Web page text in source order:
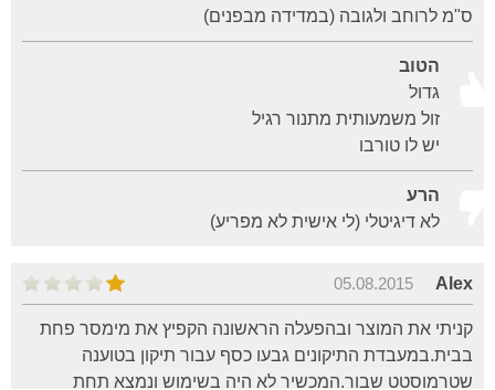
ס"מ לרוחב ולגובה (במדידה מבפנים)
הטוב
גדול
זול משמעותית מתנור רגיל
יש לו טורבו
הרע
לא דיגיטלי (לי אישית לא מפריע)
Alex
05.08.2015
קניתי את המוצר ובהפעלה הראשונה הקפיץ את מימסר פחת
בבית.במעבדת התיקונים גבעו כסף עבור תיקון בטוענה
שטרמוסטט שבור.המכשיר לא היה בשימוש ונמצא תחת